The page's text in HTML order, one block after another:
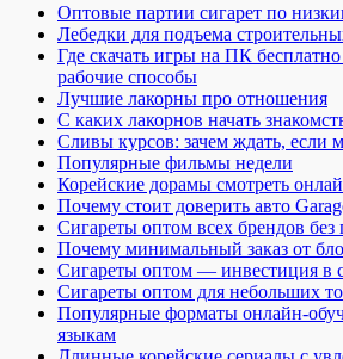
Оптовые партии сигарет по
Лебедки для подъема
Где скачать игры на ПК
рабочие способы
Лучшие лакорны про отношения
С каких лакорнов начать
Сливы курсов: зачем ждать, если
Популярные фильмы недели
Корейские дорамы смотреть
Почему стоит доверить авто
Сигареты оптом всех брендов без
Почему минимальный заказ от
Сигареты оптом — инвестиция в
Сигареты оптом для небольших
Популярные форматы онлайн-
языкам